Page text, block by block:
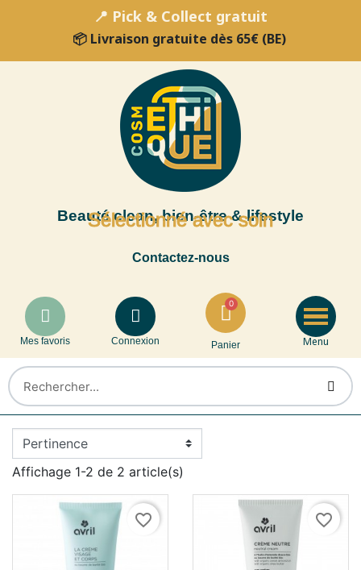
📍 Pick & Collect gratuit
📦 Livraison gratuite dès 65€ (BE)
Beauté clean, bien-être & lifestyle
Sélectionné avec soin
Contactez-nous
Mes favoris Connexion Panier Menu
Affichage 1-2 de 2 article(s)
favorite_border favorite_border